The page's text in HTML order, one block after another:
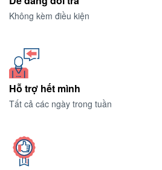
Không kèm điều kiện
Hỗ trợ hết mình
Tất cả các ngày trong tuần